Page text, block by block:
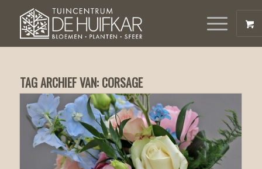
TAG ARCHIEF VAN: CORSAGE